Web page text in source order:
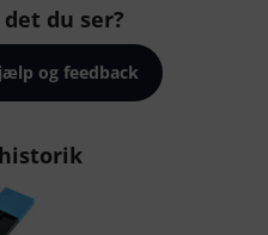
du ser?
og feedback